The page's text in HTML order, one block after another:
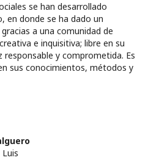
se han desarrollado
en donde se ha dado un
a una comunidad de
e inquisitiva; libre en su
responsable y comprometida. Es
sus conocimientos, métodos y